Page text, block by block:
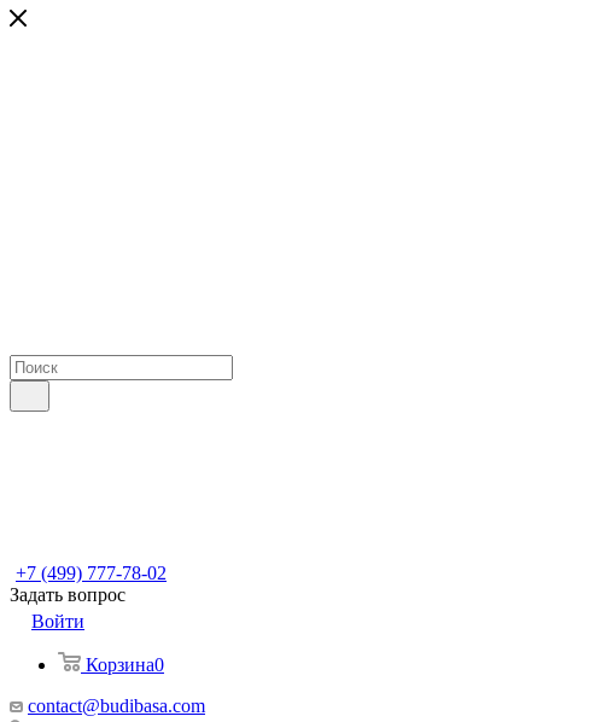
+7 (499) 777-78-02
Задать вопрос
Войти
Корзина0
contact@budibasa.com